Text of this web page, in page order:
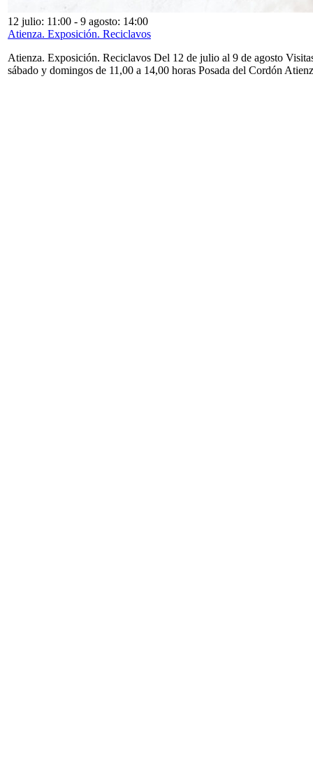
12 julio: 11:00 - 9 agosto: 14:00
Atienza. Exposición. Reciclavos
Atienza. Exposición. Reciclavos Del 12 de julio al 9 de agosto
sábado y domingos de 11,00 a 14,00 horas Posada del Cordón